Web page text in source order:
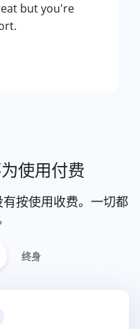
but you're
使用付费
按使用收费。一切都
终身